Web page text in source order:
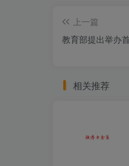
上一篇
教育部提出举办
相关推荐